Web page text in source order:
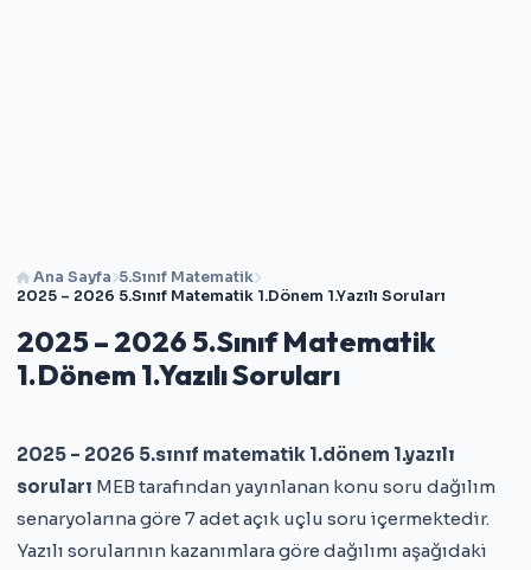
Ana Sayfa 5.Sınıf Matematik
2025 – 2026 5.Sınıf Matematik 1.Dönem 1.Yazılı Soruları
2025 – 2026 5.Sınıf Matematik
1.Dönem 1.Yazılı Soruları
2025 – 2026 5.sınıf matematik 1.dönem 1.yazılı
soruları MEB tarafından yayınlanan konu soru dağılım
senaryolarına göre 7 adet açık uçlu soru içermektedir.
Yazılı sorularının kazanımlara göre dağılımı aşağıdaki